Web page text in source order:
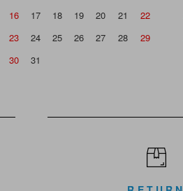
16
17 18 19 20 21
22
23
24 25 26 27 28
29
30
31